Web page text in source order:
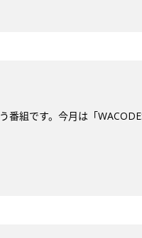
組です。今月は「